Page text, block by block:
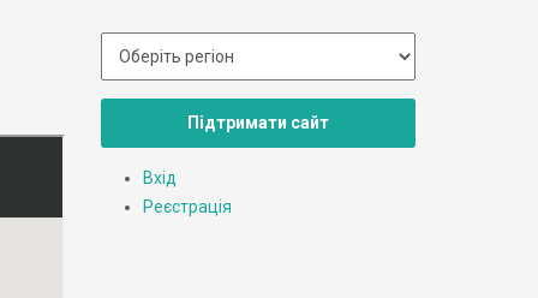
Підтримати сайт
Вхід
Реєстрація